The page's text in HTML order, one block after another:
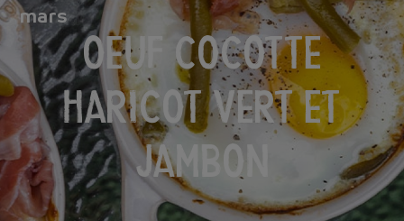
mars
OEUF COCOTTE
HARICOT VERT ET
JAMBON